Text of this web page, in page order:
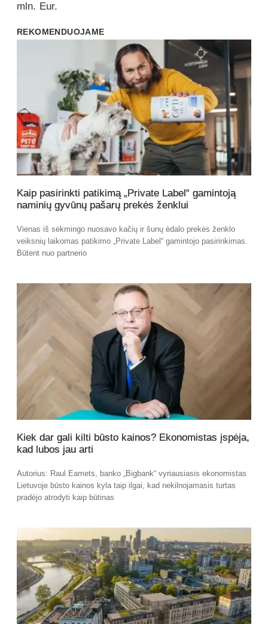
mln. Eur.
REKOMENDUOJAME
Kaip pasirinkti patikimą „Private Label“ gamintoją
naminių gyvūnų pašarų prekės ženklui
Vienas iš sėkmingo nuosavo kačių ir šunų ėdalo prekės ženklo
veiksnių laikomas patikimo „Private Label“ gamintojo pasirinkimas.
Būtent nuo partnerio
Kiek dar gali kilti būsto kainos? Ekonomistas įspėja,
kad lubos jau arti
Autorius: Raul Eamets, banko „Bigbank“ vyriausiasis ekonomistas
Lietuvoje būsto kainos kyla taip ilgai, kad nekilnojamasis turtas
pradėjo atrodyti kaip būtinas